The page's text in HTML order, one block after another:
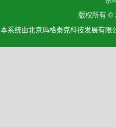
版权所有 ©
本系统由北京玛格泰克科技发展有